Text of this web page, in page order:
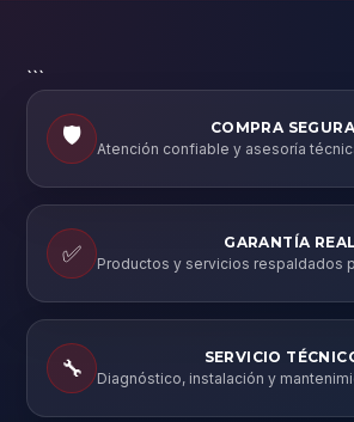
```
🛡️
COMPRA SEGURA
Atención confiable y asesoría
✅
GARANTÍA REAL
Productos y servicios respaldados
🔧
SERVICIO
Diagnóstico, instalación y